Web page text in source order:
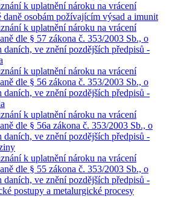
k uplatnění nároku na vrácení
daně osobám požívajícím výsad a imunit
k uplatnění nároku na vrácení
dle § 57 zákona č. 353/2003 Sb., o
daních, ve znění pozdějších předpisů -
k uplatnění nároku na vrácení
dle § 56 zákona č. 353/2003 Sb., o
daních, ve znění pozdějších předpisů -
k uplatnění nároku na vrácení
dle § 56a zákona č. 353/2003 Sb., o
daních, ve znění pozdějších předpisů -
k uplatnění nároku na vrácení
dle § 55 zákona č. 353/2003 Sb., o
daních, ve znění pozdějších předpisů -
postupy a metalurgické procesy